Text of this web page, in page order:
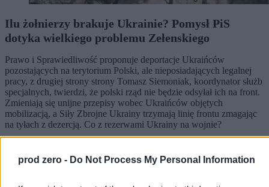
prod zero - Do Not Process My Personal Information
Ilu żołnierzy brakuje Ukrainie? Pomysł PiS
dotyka wielkiego problemu Zełenskiego
Prawo i Sprawiedliwość proponuje deportacje Ukraińców
pozostających na terytorium Polski, ale nieposiadających legalnej
pracy, z drugiej strony strony Tomasz Siemoniak, koordynator służb
specjalnych, twierdzi, że polski rząd nie będzie odsyłał ich na front.
Zmieniają się unijne przepisy wobec Ukraińców objętych
mobilizacją, a Siły Zbrojne Ukrainy trzymają linię frontu zmagając
na tyłach z dezercją. Co z rezerwami Ukrainy na wojnie?